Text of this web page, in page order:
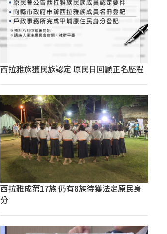
西拉雅族獲民族認定 原民日回顧正名歷程
西拉雅成第17族 仍有8族待獲法定原民身
分